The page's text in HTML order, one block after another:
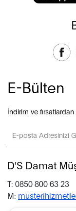
E-Bülten
İndirim ve
D'S Damat
T: 0850 800 63 23
M: